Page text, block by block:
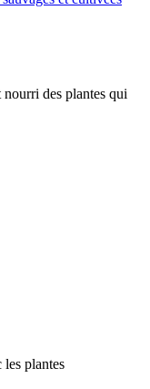
nourri des plantes qui
plantes